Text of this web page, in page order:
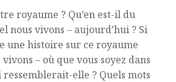
royaume ? Qu’en est-il du
nous vivons – aujourd’hui ? Si
une histoire sur ce royaume
– où que vous soyez dans
ressemblerait-elle ? Quels mots